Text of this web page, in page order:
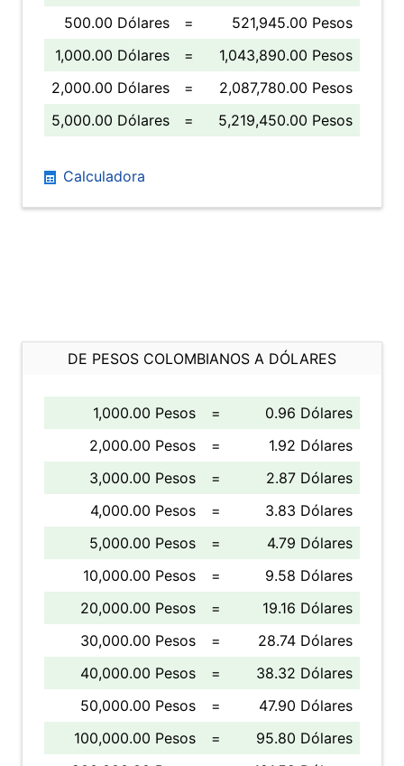
500.00 Dólares
=
521,945.00 Pesos
1,000.00 Dólares
=
1,043,890.00 Pesos
2,000.00 Dólares
=
2,087,780.00 Pesos
5,000.00 Dólares
= 5,219,450.00 Pesos
Calculadora
DE PESOS COLOMBIANOS A DÓLARES
1,000.00 Pesos =
0.96 Dólares
2,000.00 Pesos
=
1.92 Dólares
3,000.00 Pesos
=
2.87 Dólares
4,000.00 Pesos
=
3.83 Dólares
5,000.00 Pesos
=
4.79 Dólares
10,000.00 Pesos
=
9.58 Dólares
20,000.00 Pesos
=
19.16 Dólares
30,000.00 Pesos
=
28.74 Dólares
40,000.00 Pesos
=
38.32 Dólares
50,000.00 Pesos
=
47.90 Dólares
100,000.00 Pesos
=
95.80 Dólares